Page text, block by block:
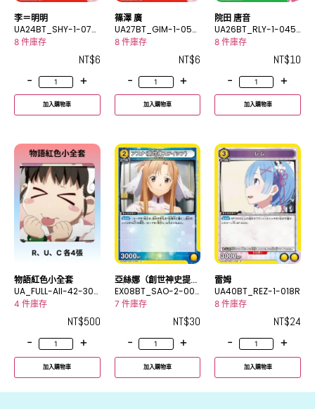
李＝明明
UA24BT_SHY-1-070
C
8 件庫存
NT$6
-
+
加入購物車
篠澤 廣
UA27BT_GIM-1-054
C
8 件庫存
NT$6
-
+
加入購物車
院田 唐音
UA26BT_RLY-1-045
U
8 件庫存
NT$10
-
+
加入購物車
物語紅色小全套
UA_FULL-All-42-300
0-1
4 件庫存
NT$500
-
+
加入購物車
亞絲娜（創世神史提西
亞）
EX08BT_SAO-2-009
R
7 件庫存
NT$30
-
+
加入購物車
雷姆
UA40BT_REZ-1-018R
8 件庫存
NT$24
-
+
加入購物車